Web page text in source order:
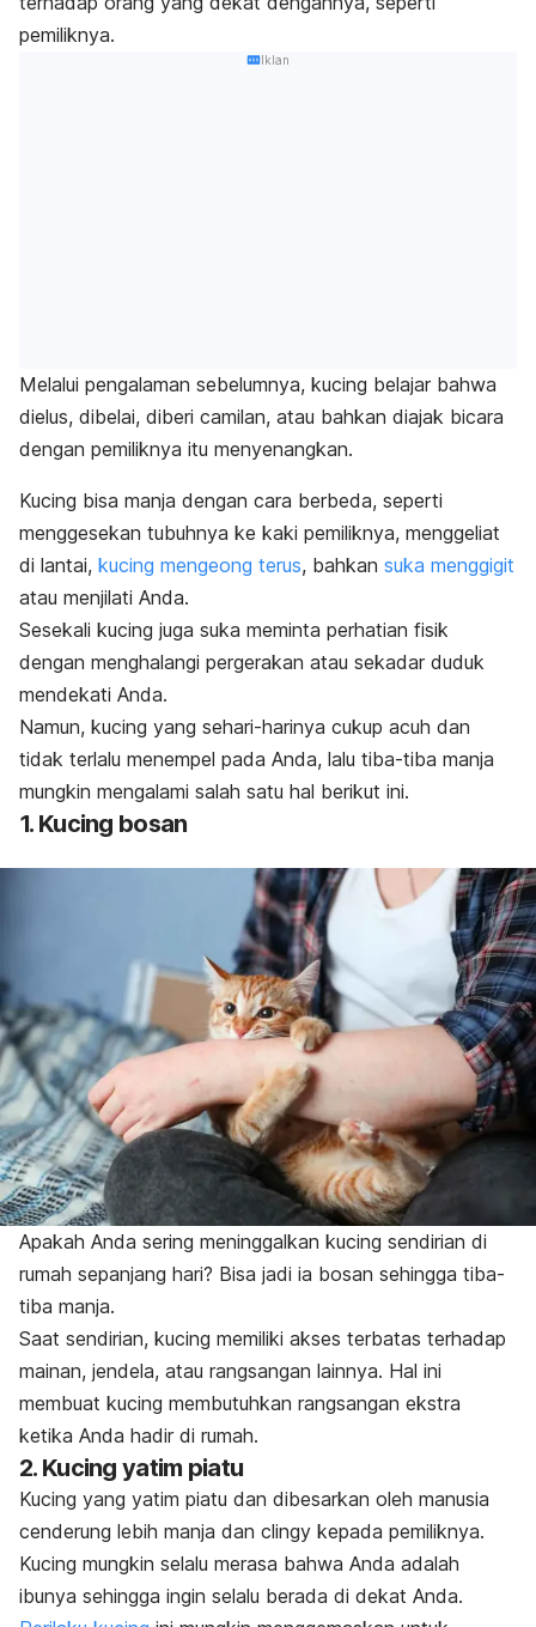
pemiliknya.
Iklan
Melalui pengalaman sebelumnya, kucing belajar bahwa
dielus, dibelai, diberi camilan, atau bahkan diajak bicara
dengan pemiliknya itu menyenangkan.
Kucing bisa manja dengan cara berbeda, seperti
menggesekan tubuhnya ke kaki pemiliknya, menggeliat
di lantai, kucing mengeong terus, bahkan suka menggigit
atau menjilati Anda.
Sesekali kucing juga suka meminta perhatian fisik
dengan menghalangi pergerakan atau sekadar duduk
mendekati Anda.
Namun, kucing yang sehari-harinya cukup acuh dan
tidak terlalu menempel pada Anda, lalu tiba-tiba manja
mungkin mengalami salah satu hal berikut ini.
1. Kucing bosan
Apakah Anda sering meninggalkan kucing sendirian di
rumah sepanjang hari? Bisa jadi ia bosan sehingga tiba-
tiba manja.
Saat sendirian, kucing memiliki akses terbatas terhadap
mainan, jendela, atau rangsangan lainnya. Hal ini
membuat kucing membutuhkan rangsangan ekstra
ketika Anda hadir di rumah.
2. Kucing yatim piatu
Kucing yang yatim piatu dan dibesarkan oleh manusia
cenderung lebih manja dan clingy kepada pemiliknya.
Kucing mungkin selalu merasa bahwa Anda adalah
ibunya sehingga ingin selalu berada di dekat Anda.